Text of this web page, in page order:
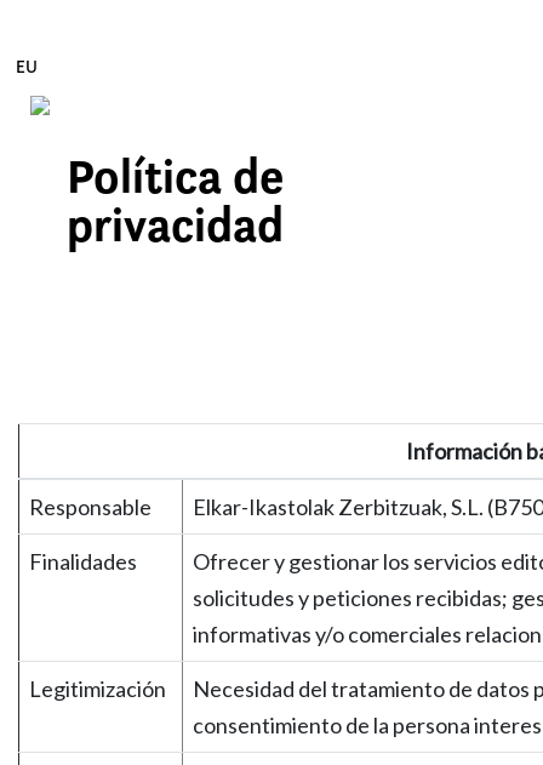
Edukira zuzenean joan
EU
Política de
privacidad
Información
Responsable Elkar-Ikastolak Zerbitzuak, S.L.
Finalidades
Ofrecer y gestionar los servicios
solicitudes y peticiones recibidas;
informativas y/o comerciales
Legitimización
Necesidad del tratamiento de datos
consentimiento de la persona